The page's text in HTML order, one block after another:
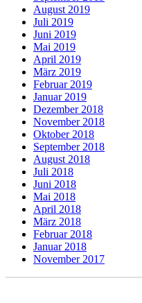
August 2019
Juli 2019
Juni 2019
Mai 2019
April 2019
März 2019
Februar 2019
Januar 2019
Dezember 2018
November 2018
Oktober 2018
September 2018
August 2018
Juli 2018
Juni 2018
Mai 2018
April 2018
März 2018
Februar 2018
Januar 2018
November 2017